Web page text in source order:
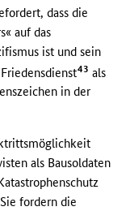
dass die
auf das
ist und sein
43 als
in der
als Bausoldaten
fordern die